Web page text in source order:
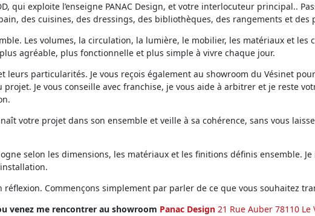
qui exploite l’enseigne PANAC Design, et votre interlocuteur principal..
des cuisines, des dressings, des bibliothèques, des rangements et des
Les volumes, la circulation, la lumière, le mobilier, les matériaux et
agréable, plus fonctionnelle et plus simple à vivre chaque jour.
leurs particularités. Je vous reçois également au showroom du Vésinet
Je vous conseille avec franchise, je vous aide à arbitrer et je reste
votre projet dans son ensemble et veille à sa cohérence, sans vous
selon les dimensions, les matériaux et les finitions définis ensemble.
Commençons simplement par parler de ce que vous souhaitez
venez me rencontrer au showroom Panac Design 21 Rue Auber 78110 Le